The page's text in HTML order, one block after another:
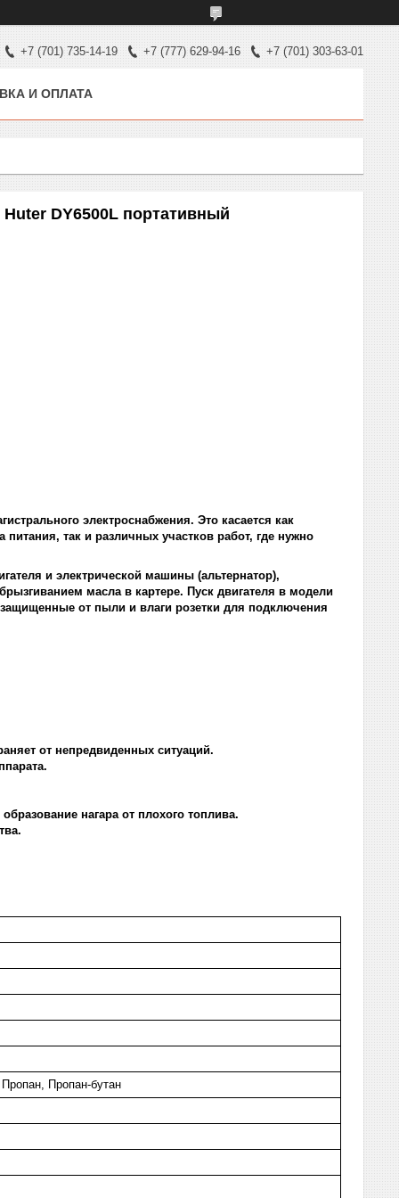
+7 (701) 735-14-19 +7 (777) 629-94-16 +7 (701) 303-63-01
И ОПЛАТА
DY6500L портативный
электроснабжения. Это касается как
питания, так и различных участков работ, где нужно
и электрической машины (альтернатор),
масла в картере. Пуск двигателя в модели
от пыли и влаги розетки для подключения
от непредвиденных ситуаций.
нагара от плохого топлива.
Пропан-бутан